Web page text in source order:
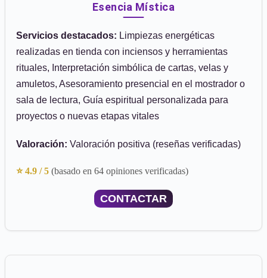
Esencia Mística
Servicios destacados: Limpiezas energéticas
realizadas en tienda con inciensos y herramientas
rituales, Interpretación simbólica de cartas, velas y
amuletos, Asesoramiento presencial en el mostrador o
sala de lectura, Guía espiritual personalizada para
proyectos o nuevas etapas vitales
Valoración: Valoración positiva (reseñas verificadas)
⭐ 4.9 / 5 (basado en 64 opiniones verificadas)
CONTACTAR